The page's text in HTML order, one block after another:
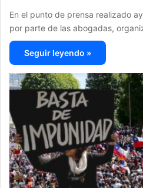
En el punto de prensa realizado
por parte de las abogadas,
Seguir leyendo »